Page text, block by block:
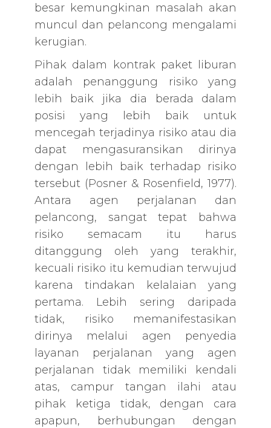
besar kemungkinan masalah akan
muncul dan pelancong mengalami
kerugian.
Pihak dalam kontrak paket liburan
adalah penanggung risiko yang
lebih baik jika dia berada dalam
posisi yang lebih baik untuk
mencegah terjadinya risiko atau dia
dapat mengasuransikan dirinya
dengan lebih baik terhadap risiko
tersebut (Posner & Rosenfield, 1977).
Antara agen perjalanan dan
pelancong, sangat tepat bahwa
risiko semacam itu harus
ditanggung oleh yang terakhir,
kecuali risiko itu kemudian terwujud
karena tindakan kelalaian yang
pertama. Lebih sering daripada
tidak, risiko memanifestasikan
dirinya melalui agen penyedia
layanan perjalanan yang agen
perjalanan tidak memiliki kendali
atas, campur tangan ilahi atau
pihak ketiga tidak, dengan cara
apapun, berhubungan dengan